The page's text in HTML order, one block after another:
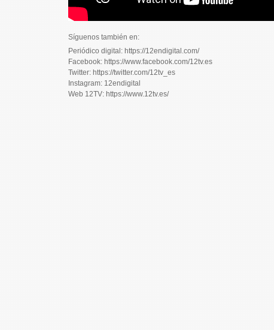
Síguenos también en:
Periódico digital: https://12endigital.com/
Facebook: https://www.facebook.com/12tv.es
Twitter: https://twitter.com/12tv_es
Instagram: 12endigital
Web 12TV: https://www.12tv.es/